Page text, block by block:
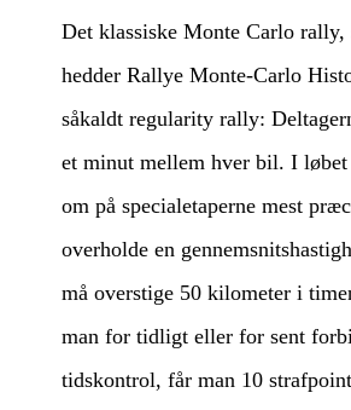
Det klassiske Monte Carlo
hedder Rallye Monte-Carlo
såkaldt regularity rally:
et minut mellem hver bil. I
om på specialetaperne mest
overholde en
må overstige 50 kilometer i
man for tidligt eller for sent
tidskontrol, får man 10